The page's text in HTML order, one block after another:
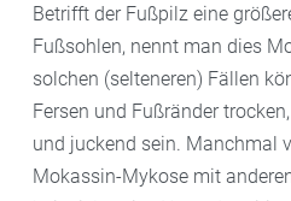
Betrifft der Fußpilz eine
Fußsohlen, nennt man dies
solchen (selteneren) Fällen
Fersen und Fußränder
und juckend sein. Manchmal
Mokassin-Mykose mit